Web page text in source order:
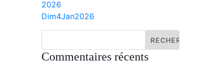
2026
Dim4Jan2026
Commentaires récents